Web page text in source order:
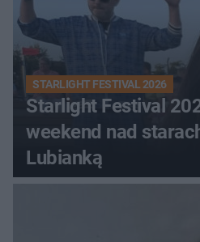
STARLIGHT FESTIVAL 2026
Starlight Festival
weekend nad
Lubianką